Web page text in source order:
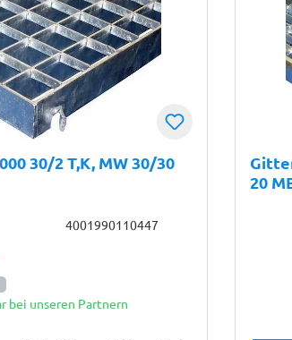
30/2 T,K, MW 30/30
4001990110447
bei unseren Partnern
20